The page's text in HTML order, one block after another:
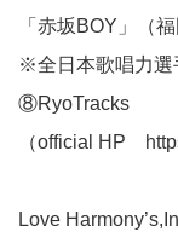
「赤坂BOY」（
※全日本歌唱力選
⑧RyoTracks
（official HP
Love